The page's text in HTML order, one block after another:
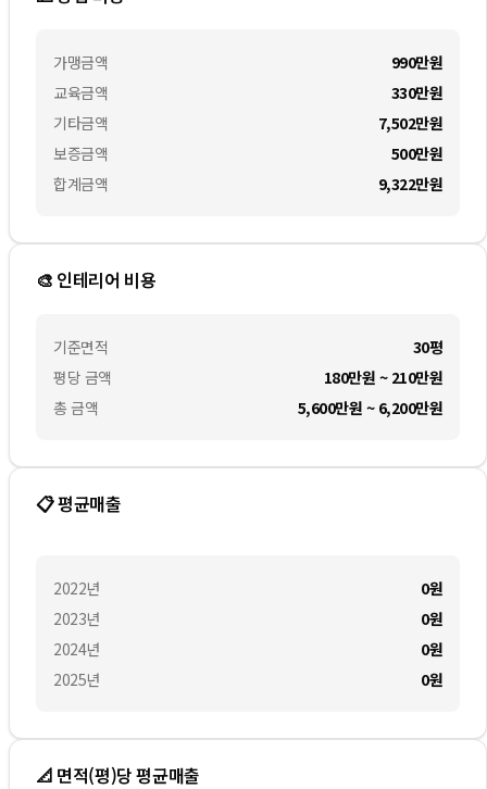
가맹금액
교육금액
기타금액
보증금액
합계금액
990만원
330만원
7,502만원
500만원
9,322만원
🎨 인테리어 비용
기준면적
평당 금액
총 금액
30평
180만원 ~ 210만원
5,600만원 ~ 6,200만원
📋 평균매출
2022년
2023년
2024년
2025년
0원
0원
0원
0원
📐 면적(평)당 평균매출